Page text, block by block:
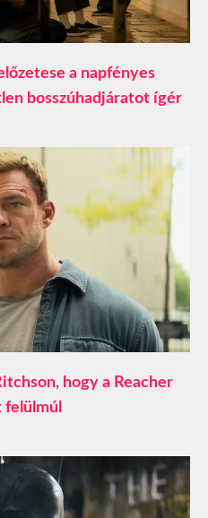
a napfényes
bosszúhadjáratot ígér
hogy a Reacher